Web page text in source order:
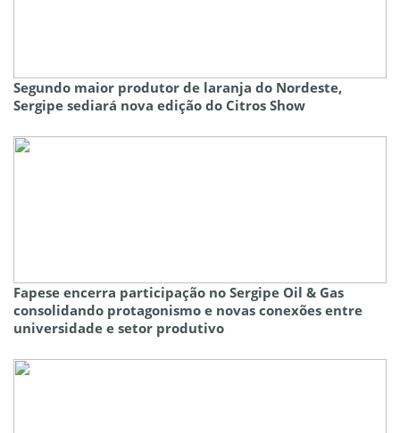
Segundo maior produtor de laranja do Nordeste,
Sergipe sediará nova edição do Citros Show
Fapese encerra participação no Sergipe Oil & Gas
consolidando protagonismo e novas conexões entre
universidade e setor produtivo